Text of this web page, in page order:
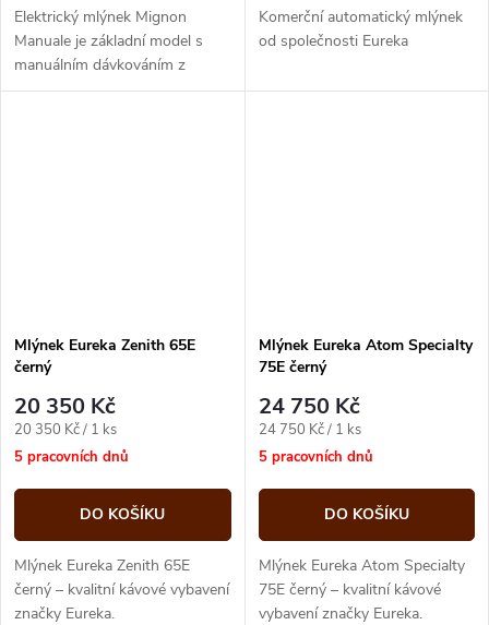
Elektrický mlýnek Mignon
Manuale je základní model s
manuálním dávkováním z
kvalitních kompaktních mlýnků
Komerční automatický mlýnek
od společnosti Eureka
Mlýnek Eureka Zenith 65E
černý
20 350 Kč
Měrná
cena:
20 350 Kč / 1 ks
5 pracovních dnů
DO KOŠÍKU
Mlýnek Eureka Zenith 65E
černý – kvalitní kávové vybavení
značky Eureka.
Mlýnek Eureka Atom Specialty
75E černý
24 750 Kč
Měrná
cena:
24 750 Kč / 1 ks
5 pracovních dnů
DO KOŠÍKU
Mlýnek Eureka Atom Specialty
75E černý – kvalitní kávové
vybavení značky Eureka.